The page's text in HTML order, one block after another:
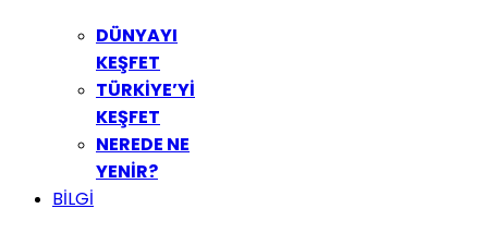
DÜNYAYI
KEŞFET
TÜRKİYE’Yİ
KEŞFET
NEREDE NE
YENİR?
BİLGİ